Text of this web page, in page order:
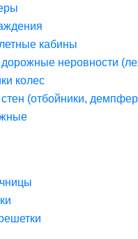
кабины
неровности
колес
(отбойники,